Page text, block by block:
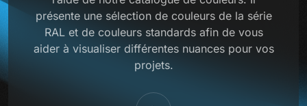
présente une sélection de couleurs de la série
RAL et de couleurs standards afin de vous
aider à visualiser différentes nuances pour vos
projets.